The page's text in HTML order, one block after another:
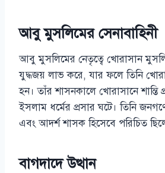
আবু মুসলিমের সেনাবাহিনী
আবু মুসলিমের নেতৃত্বে খোরাসান
যুদ্ধজয় লাভ করে, যার ফলে তিনি
হন। তাঁর শাসনকালে খোরাসানে শান্তি
ইসলাম ধর্মের প্রসার ঘটে। তিনি
এবং আদর্শ শাসক হিসেবে পরিচিত
বাগদাদে উত্থান